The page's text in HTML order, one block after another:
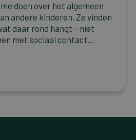
doen over het algemeen
andere kinderen. Ze vinden
daar rond hangt – niet
met sociaal contact...